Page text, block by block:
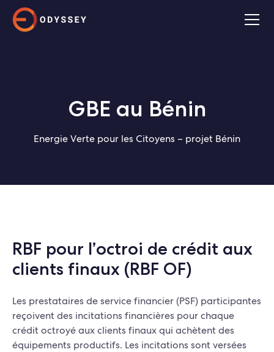
GBE au Bénin
Energie Verte pour les Citoyens – projet Bénin
RBF pour l’octroi de crédit aux
clients finaux (RBF OF)
Les prestataires de service financier (PSF) participantes
reçoivent des incitations financières pour chaque
crédit octroyé aux clients finaux qui achètent des
équipements productifs. Les incitations sont versées